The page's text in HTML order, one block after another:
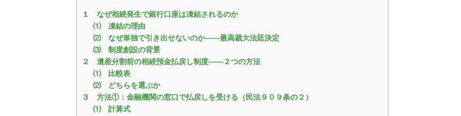
１ なぜ相続発生で銀行口座は凍結されるのか
⑴ 凍結の理由
⑵ なぜ単独で引き出せないのか――最高裁大法廷決定
⑶ 制度創設の背景
２ 遺産分割前の相続預金払戻し制度――２つの方法
⑴ 比較表
⑵ どちらを選ぶか
３ 方法①：金融機関の窓口で払戻しを受ける（民法９０９条の２）
⑴ 計算式